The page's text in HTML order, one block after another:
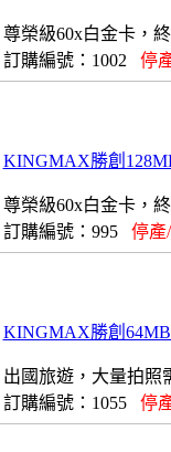
尊榮級60x白金卡，
訂購編號：1002 停
KINGMAX勝創
尊榮級60x白金卡，
訂購編號：995 停產
KINGMAX勝創
出國旅遊，大量拍照
訂購編號：1055 停